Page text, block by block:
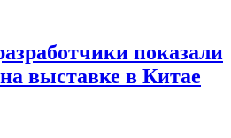
показали
выставке в Китае